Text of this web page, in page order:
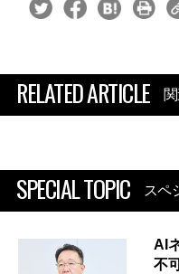
RELATED ARTICLE
SPECIAL TOPIC スペ
AI
不